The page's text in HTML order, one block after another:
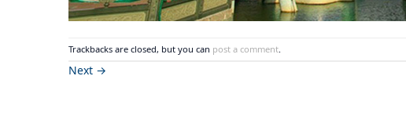
Trackbacks are closed, but you can post a comment
Next →